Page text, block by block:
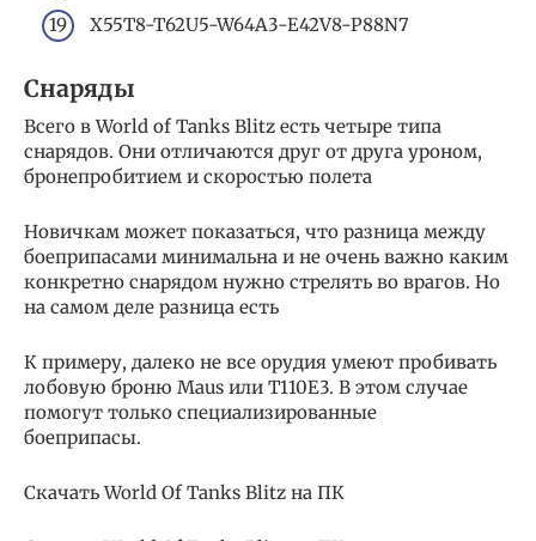
X55T8-T62U5-W64A3-E42V8-P88N7
Снаряды
Всего в World of Tanks Blitz есть четыре типа
снарядов. Они отличаются друг от друга уроном,
бронепробитием и скоростью полета
Новичкам может показаться, что разница между
боеприпасами минимальна и не очень важно каким
конкретно снарядом нужно стрелять во врагов. Но
на самом деле разница есть
К примеру, далеко не все орудия умеют пробивать
лобовую броню Maus или T110E3. В этом случае
помогут только специализированные
боеприпасы.
Скачать World Of Tanks Blitz на ПК